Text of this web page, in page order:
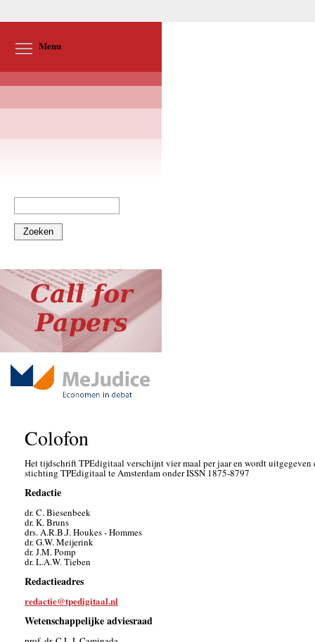
Menu
Zoeken
Colofon
Het tijdschrift TPEdigitaal verschijnt vier maal per jaar en wordt
stichting TPEdigitaal te Amsterdam onder ISSN 1875-8797
Redactie
dr. C. Biesenbeek
dr. K. Bruns
drs. A.R.B.J. Houkes - Hommes
dr. G.W. Meijerink
dr. J.M. Pomp
dr. L.A.W. Tieben
Redactieadres
redactie@tpedigitaal.nl
Wetenschappelijke adviesraad